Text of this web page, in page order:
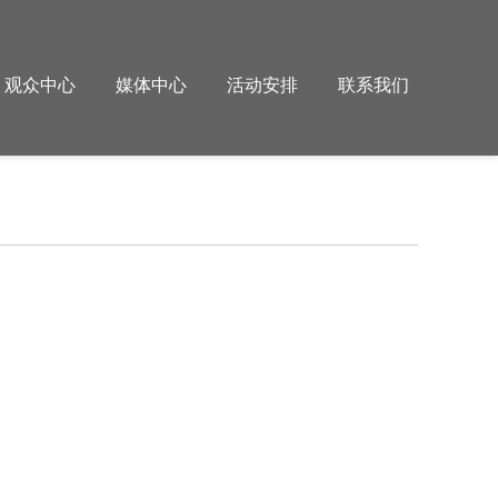
观众中心 媒体中心 活动安排 联系我们